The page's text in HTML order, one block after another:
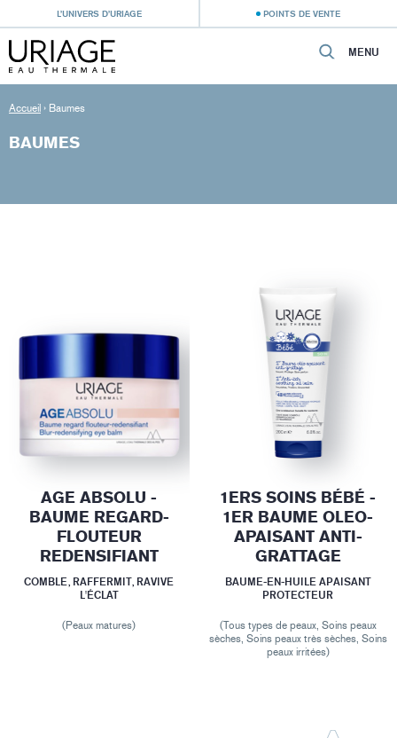
L’UNIVERS D’URIAGE POINTS DE VENTE
MENU
Accueil › Baumes
BAUMES
AGE ABSOLU -
BAUME REGARD-
FLOUTEUR
REDENSIFIANT
COMBLE, RAFFERMIT, RAVIVE
L'ÉCLAT
(Peaux matures)
1ERS SOINS BÉBÉ -
1ER BAUME OLEO-
APAISANT ANTI-
GRATTAGE
BAUME-EN-HUILE APAISANT
PROTECTEUR
(Tous types de peaux, Soins peaux
sèches, Soins peaux très sèches, Soins
peaux irritées)